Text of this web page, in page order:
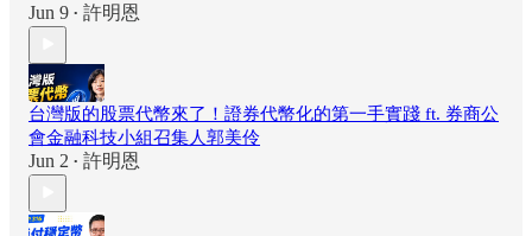
Jun 9 • 許明恩
台灣版的股票代幣來了！證券代幣化的第一手實踐 ft. 券商公
會金融科技小組召集人郭美伶
Jun 2 • 許明恩